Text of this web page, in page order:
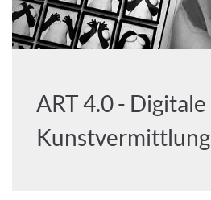
ART 4.0 - Digitale
Kunstvermittlung